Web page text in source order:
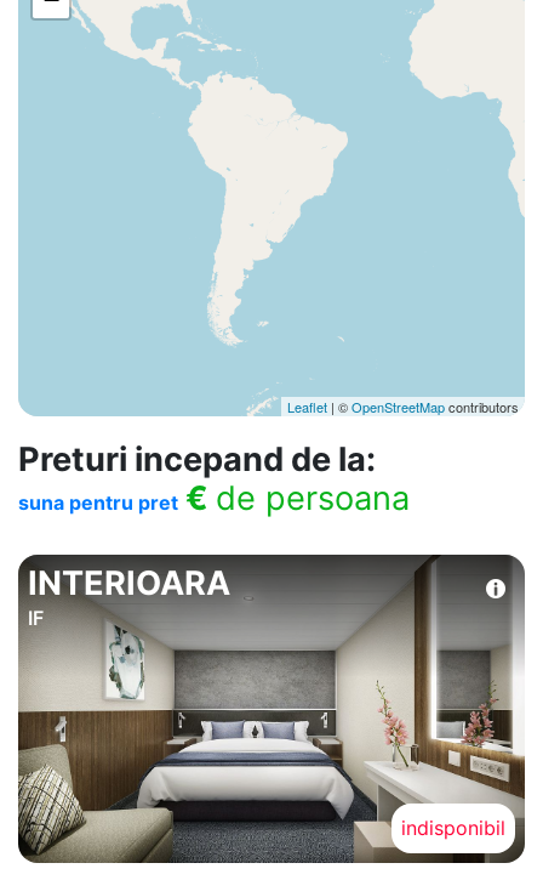
Leaflet | ©OpenStreetMapcontributors
Preturi incepand de la:
suna pentru pret € de persoana
INTERIOARA
IF
indisponibil